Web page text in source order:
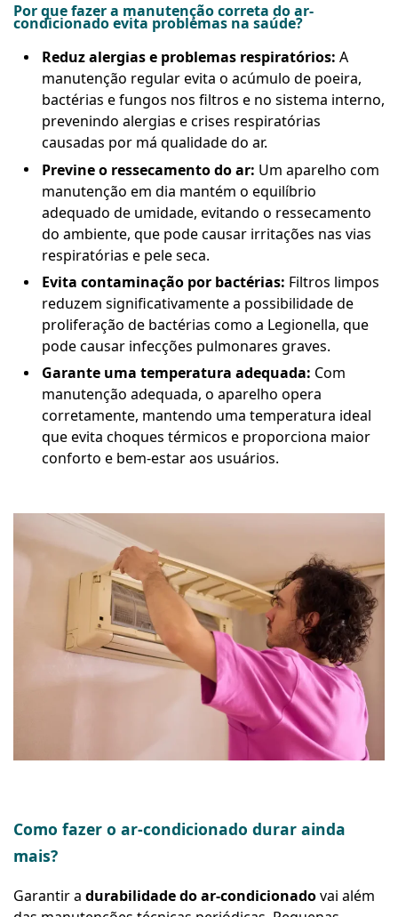
Por que fazer a manutenção correta do ar-
condicionado evita problemas na saúde?
Reduz alergias e problemas respiratórios: A
manutenção regular evita o acúmulo de poeira,
bactérias e fungos nos filtros e no sistema interno,
prevenindo alergias e crises respiratórias
causadas por má qualidade do ar.
Previne o ressecamento do ar: Um aparelho com
manutenção em dia mantém o equilíbrio
adequado de umidade, evitando o ressecamento
do ambiente, que pode causar irritações nas vias
respiratórias e pele seca.
Evita contaminação por bactérias: Filtros limpos
reduzem significativamente a possibilidade de
proliferação de bactérias como a Legionella, que
pode causar infecções pulmonares graves.
Garante uma temperatura adequada: Com
manutenção adequada, o aparelho opera
corretamente, mantendo uma temperatura ideal
que evita choques térmicos e proporciona maior
conforto e bem-estar aos usuários.
Como fazer o ar-condicionado durar ainda
mais?
Garantir a durabilidade do ar-condicionadovai além